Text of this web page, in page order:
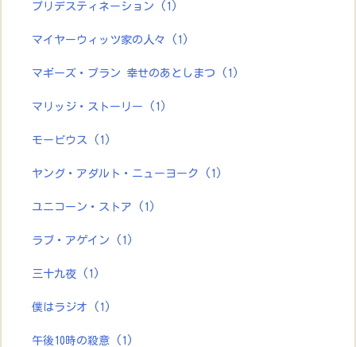
プリデスティネーション (1)
マイヤーウィッツ家の人々 (1)
マギーズ・プラン 幸せのあとしまつ (1)
マリッジ・ストーリー (1)
モービウス (1)
ヤング・アダルト・ニューヨーク (1)
ユニコーン・ストア (1)
ラブ・アゲイン (1)
三十九夜 (1)
僕はラジオ (1)
午後10時の殺意 (1)